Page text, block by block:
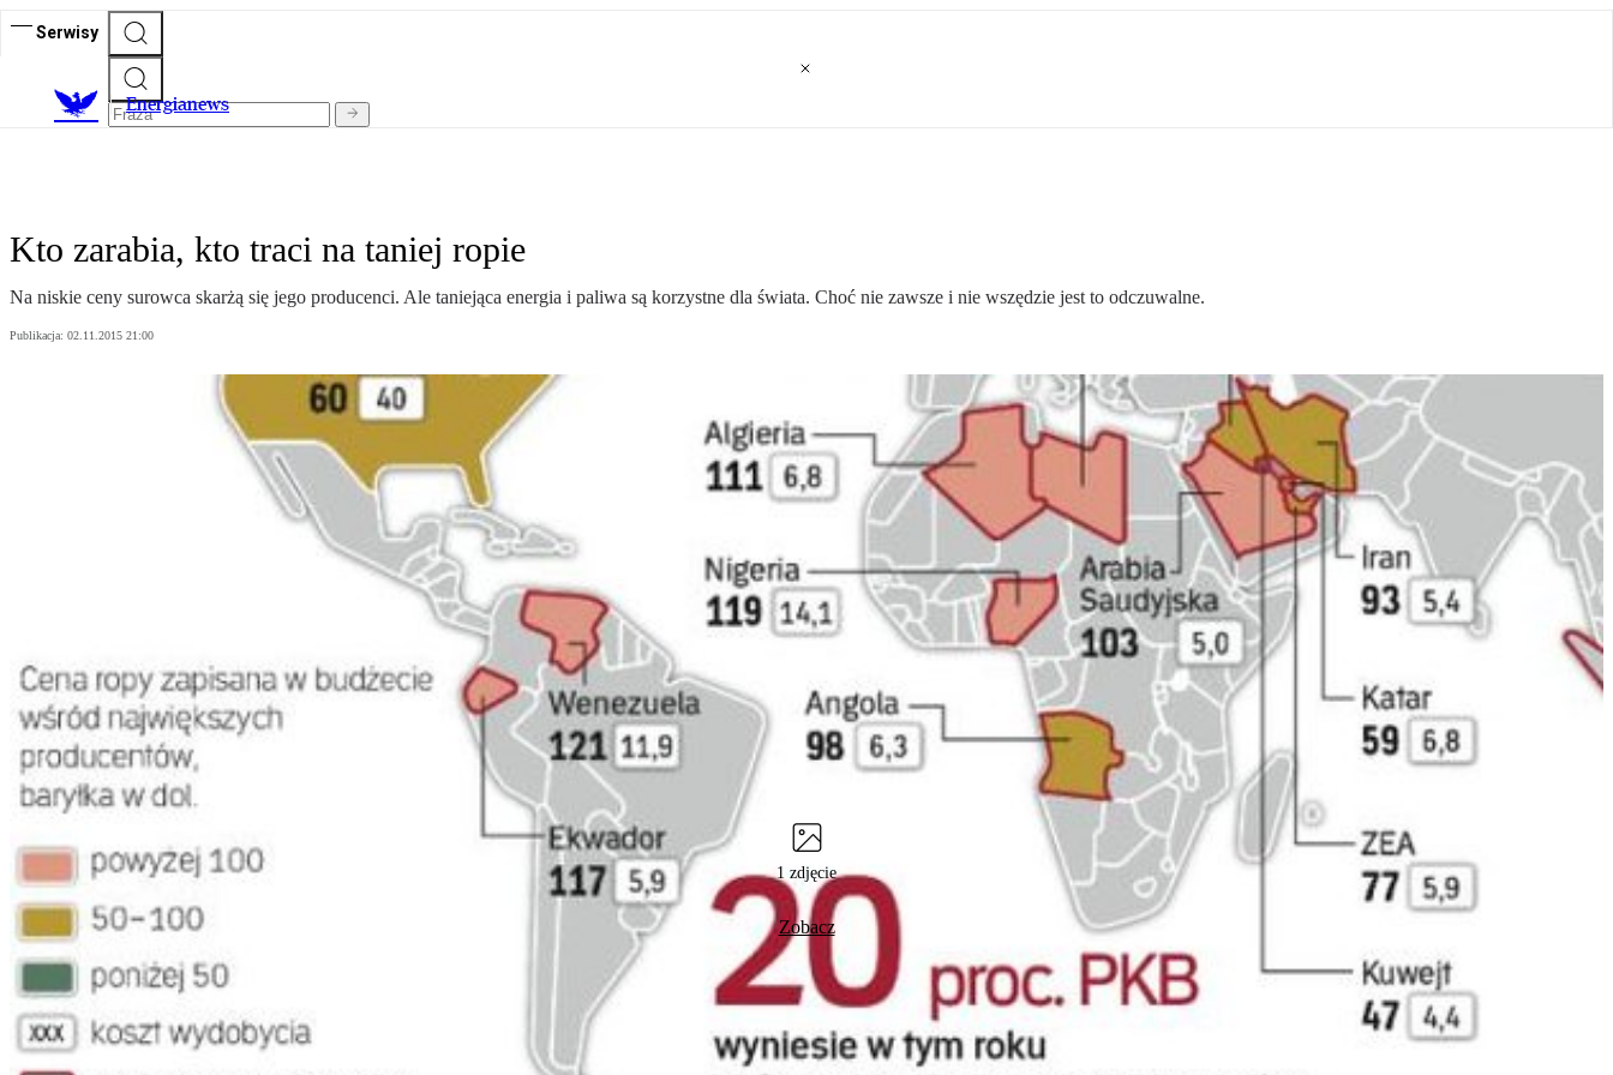
Serwisy
Energianews
Kto zarabia, kto traci na taniej ropie
Na niskie ceny surowca skarżą się jego producenci. Ale taniejąca energia i paliwa są korzystne dla świata. Choć nie zawsze i nie wszędzie jest to odczuwalne.
Publikacja: 02.11.2015 21:00
1 zdjęcie
Zobacz